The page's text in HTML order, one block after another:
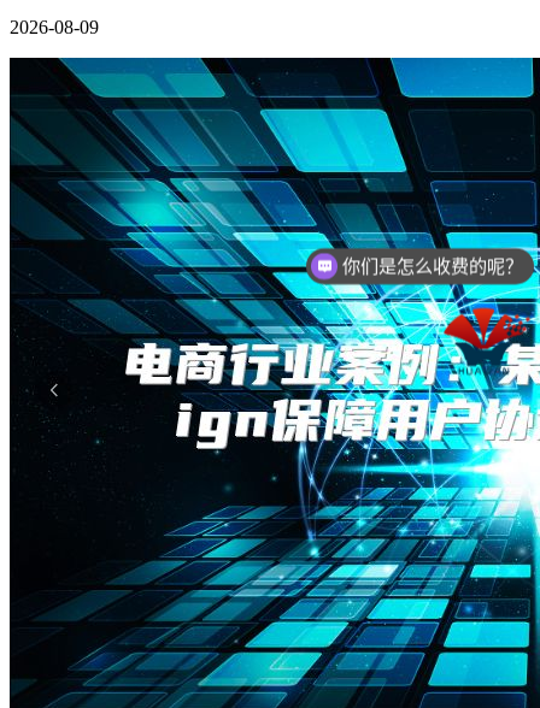
2026-08-09
你们是怎么收费的呢？
现在有优惠活动么？